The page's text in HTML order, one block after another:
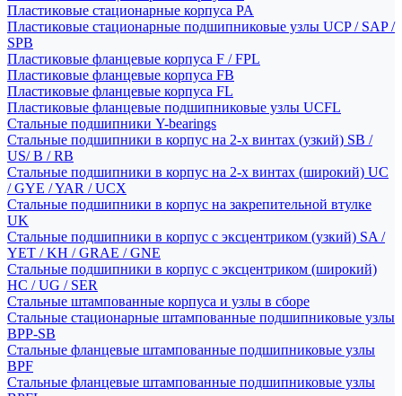
Пластиковые стационарные корпуса PA
Пластиковые стационарные подшипниковые узлы UCP / SAP /
SPB
Пластиковые фланцевые корпуса F / FPL
Пластиковые фланцевые корпуса FB
Пластиковые фланцевые корпуса FL
Пластиковые фланцевые подшипниковые узлы UCFL
Стальные подшипники Y-bearings
Стальные подшипники в корпус на 2-х винтах (узкий) SB /
US/ B / RB
Стальные подшипники в корпус на 2-х винтах (широкий) UC
/ GYE / YAR / UCX
Стальные подшипники в корпус на закрепительной втулке
UK
Стальные подшипники в корпус с эксцентриком (узкий) SA /
YET / KH / GRAE / GNE
Стальные подшипники в корпус с эксцентриком (широкий)
HC / UG / SER
Стальные штампованные корпуса и узлы в сборе
Стальные стационарные штампованные подшипниковые узлы
BPP-SB
Стальные фланцевые штампованные подшипниковые узлы
BPF
Стальные фланцевые штампованные подшипниковые узлы